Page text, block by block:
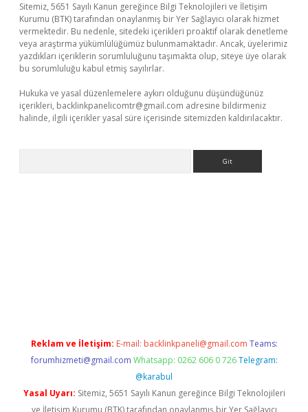
Sitemiz, 5651 Sayılı Kanun gereğince Bilgi Teknolojileri ve İletişim
Kurumu (BTK) tarafından onaylanmış bir Yer Sağlayıcı olarak hizmet
vermektedir. Bu nedenle, sitedeki içerikleri proaktif olarak denetleme
veya araştırma yükümlülüğümüz bulunmamaktadır. Ancak, üyelerimiz
yazdıkları içeriklerin sorumluluğunu taşımakta olup, siteye üye olarak
bu sorumluluğu kabul etmiş sayılırlar.
Hukuka ve yasal düzenlemelere aykırı olduğunu düşündüğünüz
içerikleri, backlinkpanelicomtr@gmail.com adresine bildirmeniz
halinde, ilgili içerikler yasal süre içerisinde sitemizden kaldırılacaktır.
Reklam ve İletişim: E-mail: backlinkpaneli@gmail.com Teams:
forumhizmeti@gmail.com Whatsapp: 0262 606 0 726 Telegram:
@karabul
Yasal Uyarı: Sitemiz, 5651 Sayılı Kanun gereğince Bilgi Teknolojileri
ve İletişim Kurumu (BTK) tarafından onaylanmış bir Yer Sağlayıcı